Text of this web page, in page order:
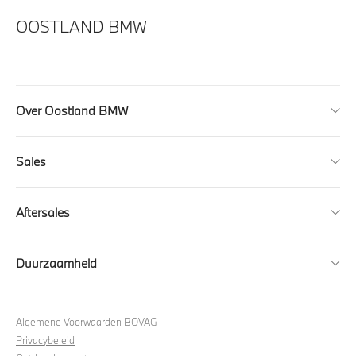
OOSTLAND BMW
Over Oostland BMW
Sales
Aftersales
Duurzaamheid
Algemene Voorwaarden BOVAG
Privacybeleid